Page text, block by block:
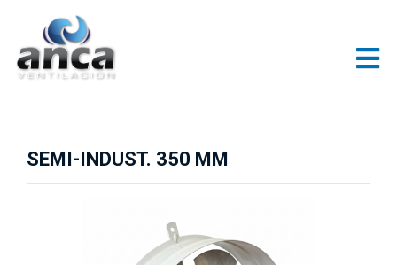
SEMI-INDUST. 350 MM